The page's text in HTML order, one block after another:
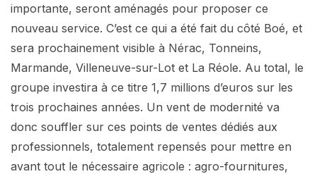
importante, seront aménagés pour proposer ce
nouveau service. C’est ce qui a été fait du côté Boé, et
sera prochainement visible à Nérac, Tonneins,
Marmande, Villeneuve-sur-Lot et La Réole. Au total, le
groupe investira à ce titre 1,7 millions d’euros sur les
trois prochaines années. Un vent de modernité va
donc souffler sur ces points de ventes dédiés aux
professionnels, totalement repensés pour mettre en
avant tout le nécessaire agricole : agro-fournitures,